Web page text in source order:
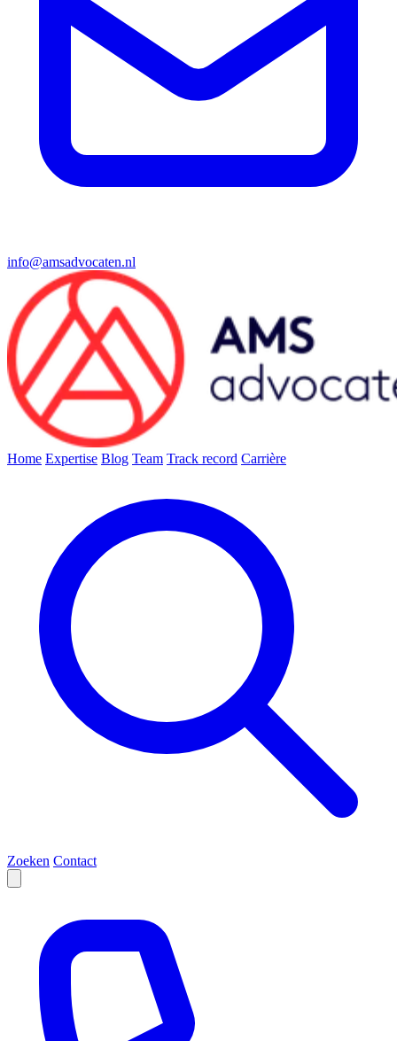
info@amsadvocaten.nl
Home Expertise Blog Team Track record Carrière
Zoeken Contact